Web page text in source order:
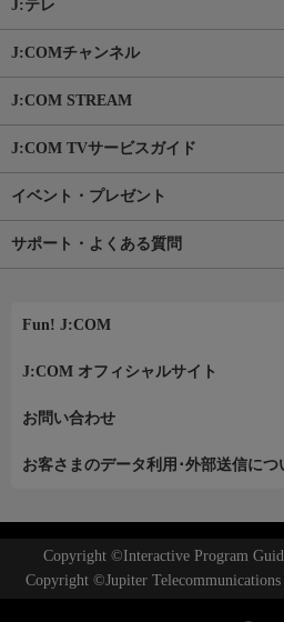
J:テレ
J:COMチャンネル
J:COM STREAM
J:COM TVサービスガイド
イベント・プレゼント
サポート・よくある質問
Fun! J:COM
J:COM オフィシャルサイト
お問い合わせ
お客さまのデータ利用･外部送信につ
Copyright ©Interactive Program
Copyright ©Jupiter